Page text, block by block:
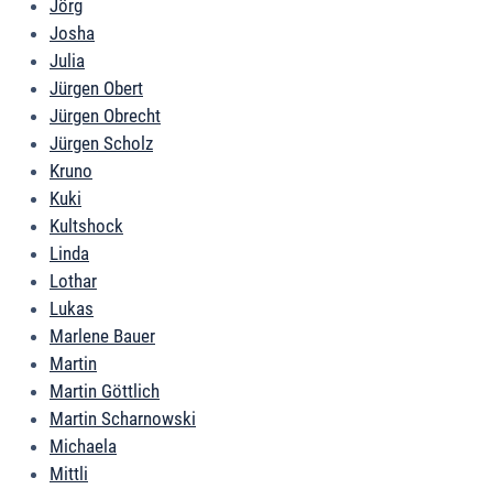
Jörg
Josha
Julia
Jürgen Obert
Jürgen Obrecht
Jürgen Scholz
Kruno
Kuki
Kultshock
Linda
Lothar
Lukas
Marlene Bauer
Martin
Martin Göttlich
Martin Scharnowski
Michaela
Mittli